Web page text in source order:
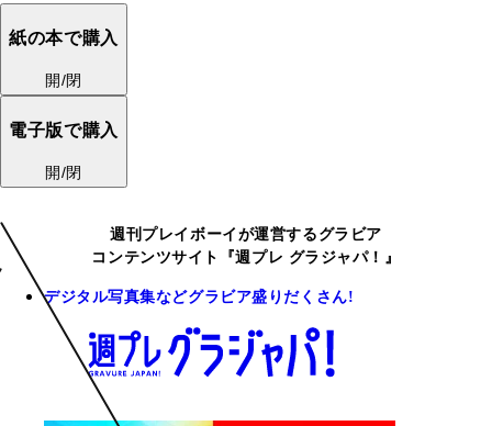
紙の本で購入
開/閉
電子版で購入
開/閉
週刊プレイボーイが運営するグラビア
コンテンツサイト『週プレ グラジャパ！』
デジタル写真集などグラビア盛りだくさん!